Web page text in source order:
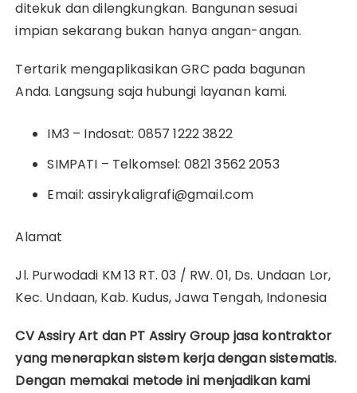
ditekuk dan dilengkungkan. Bangunan sesuai
impian sekarang bukan hanya angan-angan.
Tertarik mengaplikasikan GRC pada bagunan
Anda. Langsung saja hubungi layanan kami.
IM3 – Indosat: 0857 1222 3822
SIMPATI – Telkomsel: 0821 3562 2053
Email: assirykaligrafi@gmail.com
Alamat
Jl. Purwodadi KM 13 RT.03 / RW.01, Ds. Undaan Lor,
Kec. Undaan, Kab. Kudus, Jawa Tengah, Indonesia
CV Assiry Art dan PT Assiry Group jasa kontraktor
yang menerapkan sistem kerja dengan sistematis.
Dengan memakai metode ini menjadikan kami